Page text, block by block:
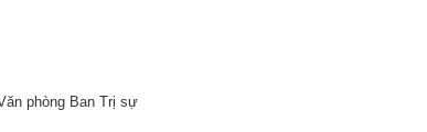
phòng Ban Trị sự